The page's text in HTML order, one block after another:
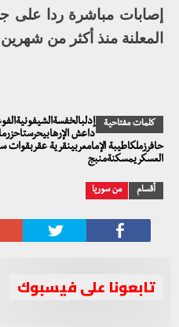
إصابات مباشرة ردا على
المعلنة منذ أكثر من
كلمات مفتاحية
داعش
حافرزملكاطيبة الإمامعربينقرية
العسكريمسكنةمنبج
أقسام من سوريا
تابعونا على فيسبوك